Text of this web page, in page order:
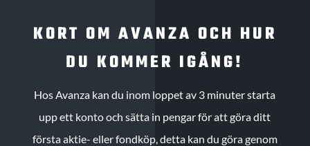
KORT OM AVANZA OCH HUR
DU KOMMER IGÅNG!
Hos Avanza kan du inom loppet av 3 minuter starta
upp ett konto och sätta in pengar för att göra ditt
första aktie- eller fondköp, detta kan du göra genom